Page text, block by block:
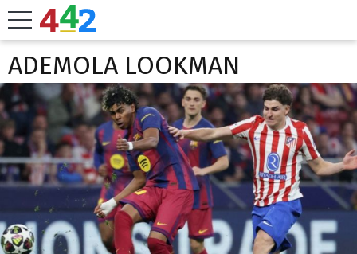
ADEMOLA LOOKMAN